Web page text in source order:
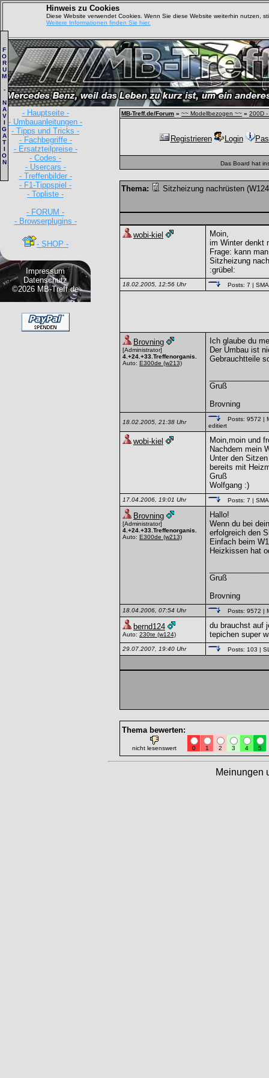
Hinweis zu Cookies
Diese Website verwendet Cookies. Wenn Sie diese Website weiterhin nutzen,
Weitere Informationen finden Sie hier.
- Hauptseite -
- Umbauanleitungen -
- Tipps und Tricks -
- Fachbegriffe -
- Ersatzteilpreise -
- Codes -
- Usercars -
- Treffenbilder -
- F1-Tippspiel -
- Topliste -
- FORUM -
- Browserplugins -
- SHOP -
Impressum
Datenschutz
©2026 MB-Treff.de
F
O
R
U
M
-
N
A
V
I
G
A
T
I
O
N
MB-Treff.de/Forum » ~~ Modellbezogen ~~ » 200D
Registrieren Login
Das Board hat
Thema: Sitzheizung nachrüsten
wobi-kiel
Moin,
im Winter denkt
Frage: kann
Sitzheizung
:grübel:
18.02.2005, 12:56 Uhr Posts: 7 |
Brovning
[Administrator]
4.+24.+33.Treffenorganis.
Auto: E300de (w213)
Ich glaube du
Der Umbau ist
Gebrauchtteile
Gruß
Brovning
18.02.2005, 21:38 Uhr Posts: 9572 |
editiert
wobi-kiel
Moin,moin und
Nachdem mein
Unter den
bereits mit
Gruß
Wolfgang :)
17.04.2006, 19:01 Uhr Posts: 7 |
Brovning
[Administrator]
4.+24.+33.Treffenorganis.
Auto: E300de (w213)
Hallo!
Wenn du bei
erfolgreich den
Einfach beim
Heizkissen hat
Gruß
Brovning
18.04.2006, 07:54 Uhr Posts: 9572 |
bernd124
Auto: 230te (w124)
du brauchst auf
tepichen super
29.07.2007, 19:40 Uhr Posts: 103 |
Thema bewerten:
nicht lesenswert 0 1 2 3 4 5
Meinungen